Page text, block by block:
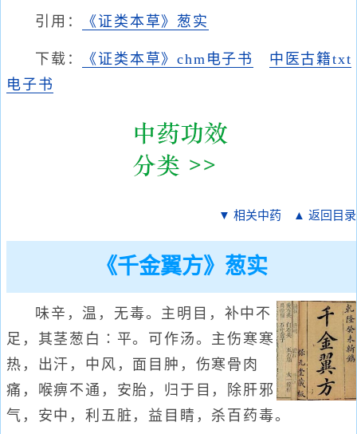
引用： 《证类本草》葱实
下载： 《证类本草》chm电子书
中医古籍txt
电子书
▼ 相关中药 ▲ 返回目录
《千金翼方》葱实
味辛，温，无毒。主明目，补中不
足，其茎葱白∶平。可作汤。主伤寒寒
热，出汗，中风，面目肿，伤寒骨肉
痛，喉痹不通，安胎，归于目，除肝邪
气，安中，利五脏，益目睛，杀百药毒。